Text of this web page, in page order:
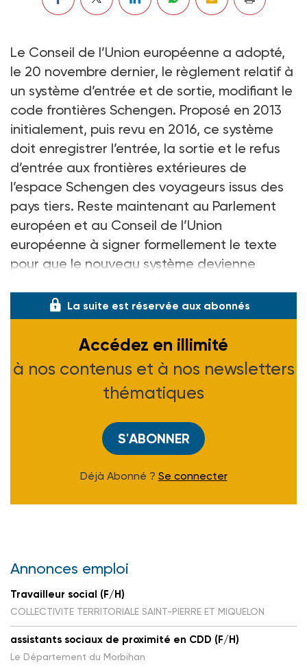
Le Conseil de l’Union européenne a adopté,
le 20 novembre dernier, le règlement relatif à
un système d’entrée et de sortie, modifiant le
code frontières Schengen. Proposé en 2013
initialement, puis revu en 2016, ce système
doit enregistrer l’entrée, la sortie et le refus
d’entrée aux frontières extérieures de
l’espace Schengen des voyageurs issus des
pays tiers. Reste maintenant au Parlement
européen et au Conseil de l’Union
européenne à signer formellement le texte
pour que le nouveau système devienne
La suite est réservée aux abonnés
Accédez en illimité
à nos contenus et à nos newsletters
thématiques
S'ABONNER
Déjà Abonné ? Se connecter
Annonces emploi
Travailleur social (F/H)
COLLECTIVITE TERRITORIALE SAINT-PIERRE ET MIQUELON
assistants sociaux de proximité en CDD (F/H)
Le Département du Morbihan